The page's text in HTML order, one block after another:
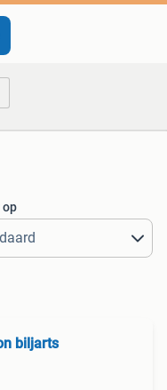
op
biljarts